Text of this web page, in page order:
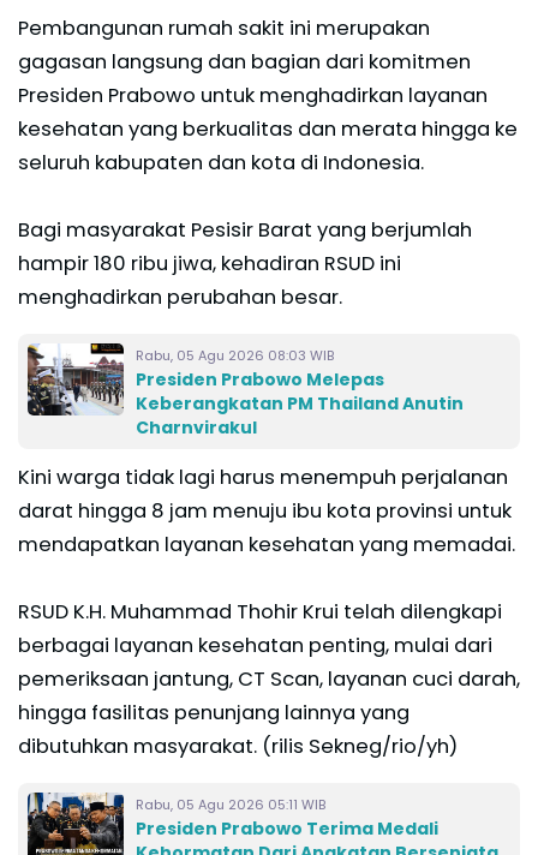
Pembangunan rumah sakit ini merupakan
gagasan langsung dan bagian dari komitmen
Presiden Prabowo untuk menghadirkan layanan
kesehatan yang berkualitas dan merata hingga ke
seluruh kabupaten dan kota di Indonesia.
Bagi masyarakat Pesisir Barat yang berjumlah
hampir 180 ribu jiwa, kehadiran RSUD ini
menghadirkan perubahan besar.
Rabu, 05 Agu 2026 08:03 WIB
Presiden Prabowo Melepas
Keberangkatan PM Thailand Anutin
Charnvirakul
Kini warga tidak lagi harus menempuh perjalanan
darat hingga 8 jam menuju ibu kota provinsi untuk
mendapatkan layanan kesehatan yang memadai.
RSUD K.H. Muhammad Thohir Krui telah dilengkapi
berbagai layanan kesehatan penting, mulai dari
pemeriksaan jantung, CT Scan, layanan cuci darah,
hingga fasilitas penunjang lainnya yang
dibutuhkan masyarakat. (rilis Sekneg/rio/yh)
Rabu, 05 Agu 2026 05:11 WIB
Presiden Prabowo Terima Medali